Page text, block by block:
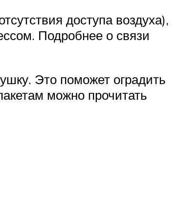
доступа воздуха),
Подробнее о связи
Это поможет оградить
можно прочитать